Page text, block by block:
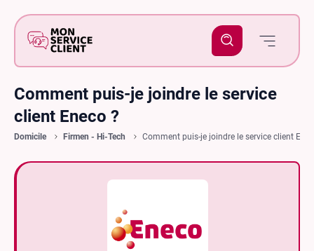
Comment puis-je joindre le service
client Eneco ?
Domicile Firmen - Hi-Tech Comment puis-je joindre le service client